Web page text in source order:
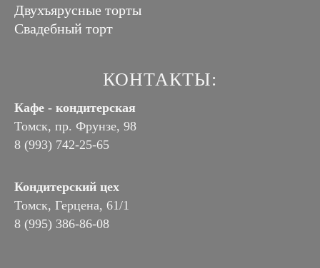
Двухъярусные торты
Свадебный торт
КОНТАКТЫ:
Кафе - кондитерская
Томск, пр. Фрунзе, 98
8 (993) 742-25-65
Кондитерский цех
Томск, Герцена, 61/1
8 (995) 386-86-08